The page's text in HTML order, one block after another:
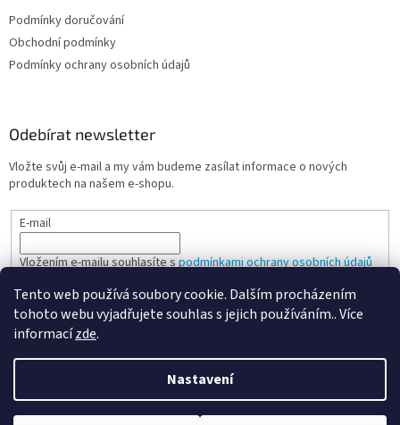
Tento web používá soubory cookie. Dalším procházením
tohoto webu vyjadřujete souhlas s jejich používáním.. Více
informacízde.
Nastavení
Podmínky doručování
Obchodní podmínky
Podmínky ochrany osobních údajů
Odebírat newsletter
Vložte svůj e-mail a my vám budeme zasílat informace o nových
produktech na našem e-shopu.
E-mail
Vložením e-mailu souhlasíte spodmínkami ochrany osobních údajů
PŘIHLÁSIT SE
Vytvořil Shoptet